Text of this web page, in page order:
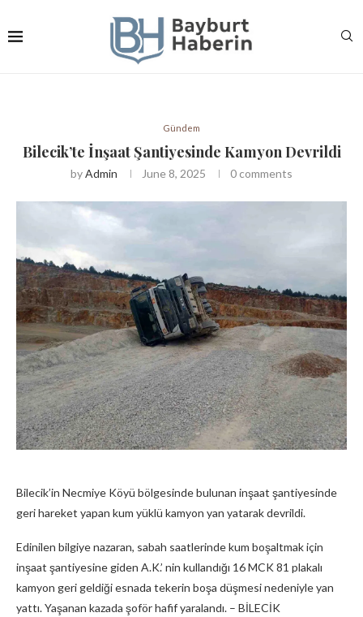
Gündem
Bilecik’te İnşaat Şantiyesinde Kamyon Devrildi
byAdmin June 8, 2025 0 comments
Bilecik’in Necmiye Köyü bölgesinde bulunan inşaat şantiyesinde
geri hareket yapan kum yüklü kamyon yan yatarak devrildi.
Edinilen bilgiye nazaran, sabah saatlerinde kum boşaltmak için
inşaat şantiyesine giden A.K.’ nin kullandığı 16 MCK 81 plakalı
kamyon geri geldiği esnada tekerin boşa düşmesi nedeniyle yan
yattı. Yaşanan kazada şoför hafif yaralandı. – BİLECİK